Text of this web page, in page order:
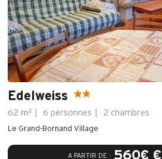
Edelweiss
62 m² 6 personnes 2 chambres
A PARTIR DE : 560€ €
Le Grand-Bornand Village